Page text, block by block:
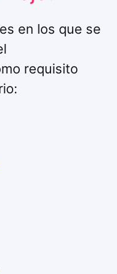
en los que se
requisito